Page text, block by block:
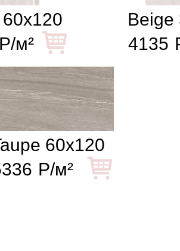
Р/м²
Beige
4135
60x120
Р/м²